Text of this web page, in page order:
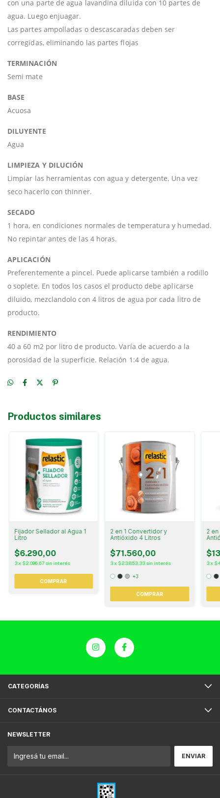
con una parte de agua lavandina diluida con 10 partes de
agua. Luego enjuagar.
Las partes ampolladas o descascaradas deben ser
corregidas, eliminando las partes flojas
TERMINACIÓN
Semi mate
BASE
Acuosa
DILUYENTE
Agua
LIMPIEZA Y DILUCIÓN
Limpiar las herramientas con agua y detergente. Una vez
seco hacerlo con thinner.
SECADO
1 hora, en condiciones normales de temperatura y humedad.
No repintar antes de las 4 horas.
APLICACIÓN
Preferentemente a pincel. Puede aplicarse también a rodillo
o soplete. En todos los casos el producto debe aplicarse
diluido, mezclandolo con 4 litros de agua por cada litro de
producto.
RENDIMIENTO
40 a 60 m2 por litro de producto. Varía de acuerdo a la
porosidad de la superficie. Relación 1:4 de agua.
Productos similares
Fijador Sellador al Agua 1
Litro
$6.290,00
3x $2.096,67 sin interés
COMPRAR
2 en 1 Convertidor y
Antióxido 4 Litros
$71.560,00
3x $23.853,33 sin interés
+3
COMPRAR
2
3x
CATEGORÍAS
CONTACTÁNOS
NEWSLETTER